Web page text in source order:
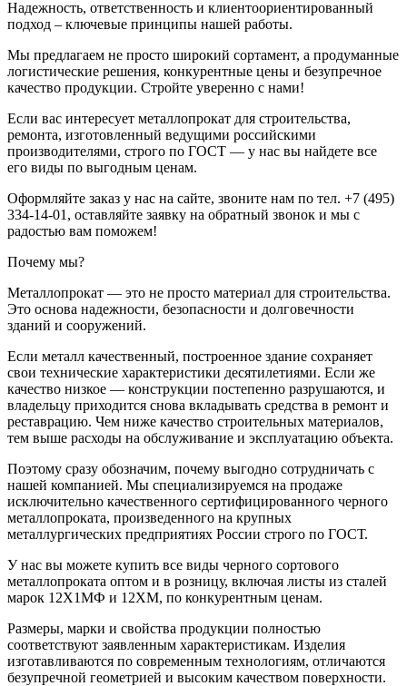
Надежность, ответственность и клиентоориентированный
подход – ключевые принципы нашей работы.
Мы предлагаем не просто широкий сортамент, а продуманные
логистические решения, конкурентные цены и безупречное
качество продукции. Стройте уверенно с нами!
Если вас интересует металлопрокат для строительства,
ремонта, изготовленный ведущими российскими
производителями, строго по ГОСТ — у нас вы найдете все
его виды по выгодным ценам.
Оформляйте заказ у нас на сайте, звоните нам по тел. +7 (495)
334-14-01, оставляйте заявку на обратный звонок и мы с
радостью вам поможем!
Почему мы?
Металлопрокат — это не просто материал для строительства.
Это основа надежности, безопасности и долговечности
зданий и сооружений.
Если металл качественный, построенное здание сохраняет
свои технические характеристики десятилетиями. Если же
качество низкое — конструкции постепенно разрушаются, и
владельцу приходится снова вкладывать средства в ремонт и
реставрацию. Чем ниже качество строительных материалов,
тем выше расходы на обслуживание и эксплуатацию объекта.
Поэтому сразу обозначим, почему выгодно сотрудничать с
нашей компанией. Мы специализируемся на продаже
исключительно качественного сертифицированного черного
металлопроката, произведенного на крупных
металлургических предприятиях России строго по ГОСТ.
У нас вы можете купить все виды черного сортового
металлопроката оптом и в розницу, включая листы из сталей
марок 12Х1МФ и 12ХМ, по конкурентным ценам.
Размеры, марки и свойства продукции полностью
соответствуют заявленным характеристикам. Изделия
изготавливаются по современным технологиям, отличаются
безупречной геометрией и высоким качеством поверхности.